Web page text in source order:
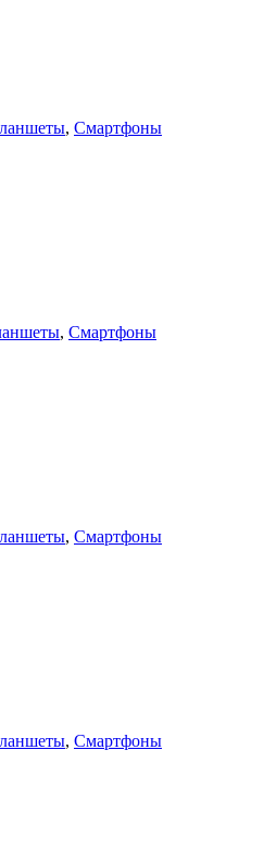
, Смартфоны
, Смартфоны
, Смартфоны
, Смартфоны